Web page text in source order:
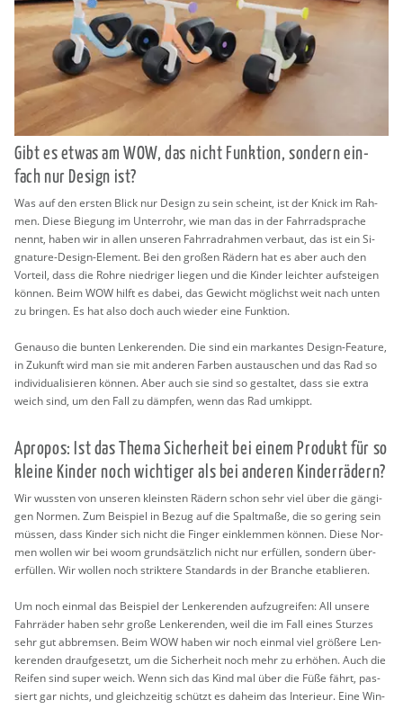
Gibt es etwas am WOW, das nicht Funk­ti­on, son­dern ein­
fach nur De­sign ist?
Was auf den ers­ten Blick nur De­sign zu sein scheint, ist der Knick im Rah­
men. Diese Bie­gung im Un­ter­rohr, wie man das in der Fahr­rad­spra­che
nennt, haben wir in allen un­se­ren Fahr­rad­rah­men ver­baut, das ist ein Si­
gna­tu­re-De­sign-Ele­ment. Bei den gro­ßen Rä­dern hat es aber auch den
Vor­teil, dass die Rohre nied­ri­ger lie­gen und die Kin­der leich­ter auf­stei­gen
kön­nen. Beim WOW hilft es dabei, das Ge­wicht mög­lichst weit nach unten
zu brin­gen. Es hat also doch auch wie­der eine Funk­ti­on.
Ge­nau­so die bun­ten Len­ke­ren­den. Die sind ein mar­kan­tes De­sign-Fea­ture,
in Zu­kunft wird man sie mit an­de­ren Far­ben aus­tau­schen und das Rad so
in­di­vi­dua­li­sie­ren kön­nen. Aber auch sie sind so ge­stal­tet, dass sie extra
weich sind, um den Fall zu dämp­fen, wenn das Rad um­kippt.
Apro­pos: Ist das Thema Si­cher­heit bei einem Pro­dukt für so
klei­ne Kin­der noch wich­ti­ger als bei an­de­ren Kin­der­rä­dern?
Wir wuss­ten von un­se­ren kleins­ten Rä­dern schon sehr viel über die gän­gi­
gen Nor­men. Zum Bei­spiel in Bezug auf die Spalt­ma­ße, die so ge­ring sein
müs­sen, dass Kin­der sich nicht die Fin­ger ein­klem­men kön­nen. Diese Nor­
men wol­len wir bei woom grund­sätz­lich nicht nur er­fül­len, son­dern über­
erfül­len. Wir wol­len noch strik­te­re Stan­dards in der Bran­che eta­blie­ren.
Um noch ein­mal das Bei­spiel der Len­ke­ren­den auf­zu­grei­fen: All un­se­re
Fahr­rä­der haben sehr große Len­ke­ren­den, weil die im Fall eines Stur­zes
sehr gut ab­brem­sen. Beim WOW haben wir noch ein­mal viel grö­ße­re Len­
ke­ren­den drauf­ge­setzt, um die Si­cher­heit noch mehr zu er­hö­hen. Auch die
Rei­fen sind super weich. Wenn sich das Kind mal über die Füße fährt, pas­
siert gar nichts, und gleich­zei­tig schützt es da­heim das In­te­ri­eur. Eine Win-